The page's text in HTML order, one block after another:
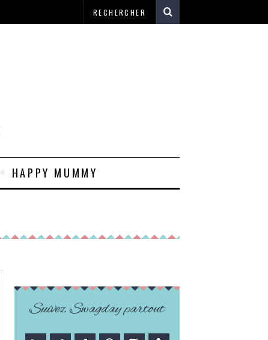
HAPPY MUMMY
Suivez Swagday partout